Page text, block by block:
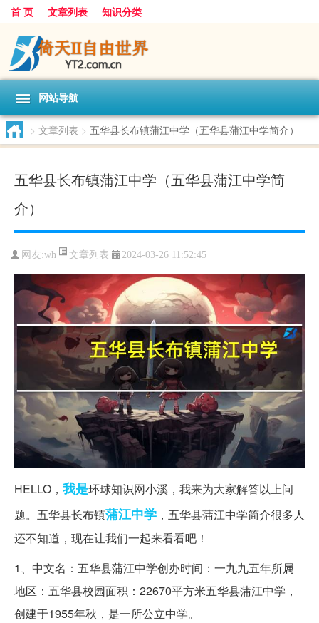
首 页 文章列表 知识分类
网站导航
> 文章列表 > 五华县长布镇蒲江中学（五华县蒲江中学简介）
五华县长布镇蒲江中学（五华县蒲江中学简
介）
网友:wh 文章列表 2024-03-26 11:52:45
HELLO， 我是环球知识网小溪，我来为大家解答以上问
题。五华县长布镇蒲江中学 ，五华县蒲江中学简介很多人
还不知道，现在让我们一起来看看吧！
1、中文名：五华县蒲江中学创办时间：一九九五年所属
地区：五华县校园面积：22670平方米五华县蒲江中学，
创建于1955年秋，是一所公立中学。